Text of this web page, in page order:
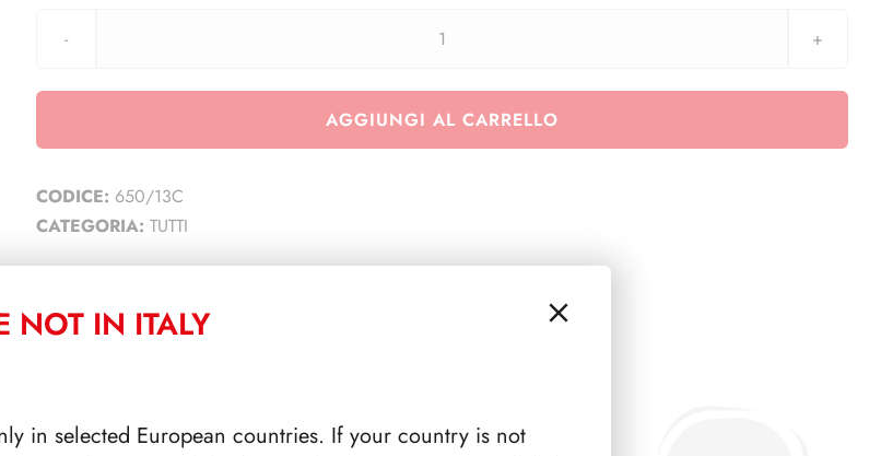
2013
Marino
AGGIUNGI AL CARRELLO
CODICE: 650/13C
CATEGORIA: TUTTI
NOT IN ITALY
in selected European countries. If your country is not